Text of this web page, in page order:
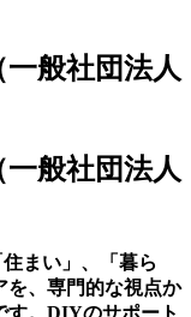
般社団法人
般社団法人
まい」、「暮ら
を、専門的な視点か
す。DIYのサポート